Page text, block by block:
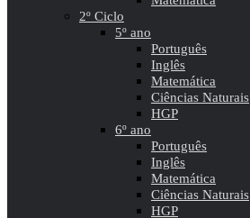
2º Ciclo
5º ano
Português
Inglês
Matemática
Ciências Naturais
HGP
6º ano
Português
Inglês
Matemática
Ciências Naturais
HGP